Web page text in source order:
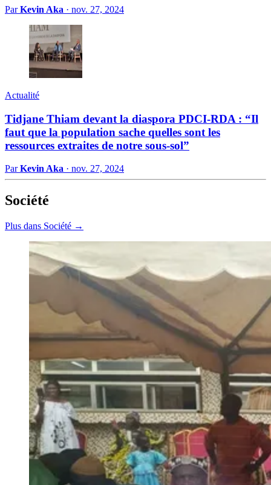
ParKevin Aka · nov. 27, 2024
Actualité
Tidjane Thiam devant la diaspora PDCI-RDA : “Il
faut que la population sache quelles sont les
ressources extraites de notre sous-sol”
ParKevin Aka · nov. 27, 2024
Société
Plus dans Société →